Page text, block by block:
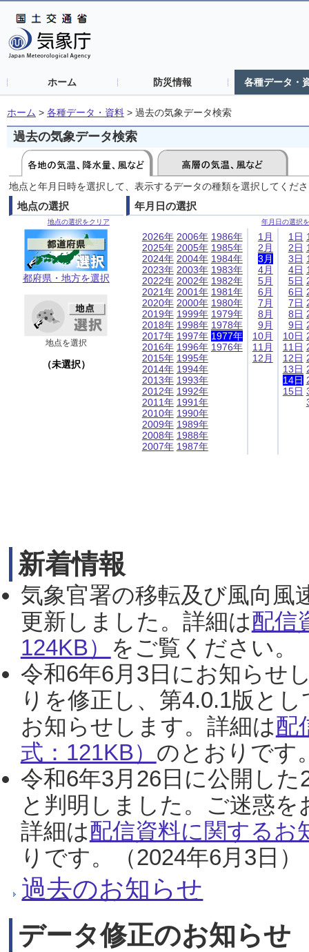
ホーム 防災情報 各種データ・
ホーム > 各種データ・資料 > 過去の気象データ検索
過去の気象データ検索
地点と年月日時を選択して、表示するデータの種類を選択してくだ
地点の選択
地点の選択をクリア
都府県・地方を選択
地点を選択
（未選択）
年月日の選択
年月日の選択
2026年
2025年
2024年
2023年
2022年
2021年
2020年
2019年
2018年
2017年
2016年
2015年
2014年
2013年
2012年
2011年
2010年
2009年
2008年
2007年
2006年
2005年
2004年
2003年
2002年
2001年
2000年
1999年
1998年
1997年
1996年
1995年
1994年
1993年
1992年
1991年
1990年
1989年
1988年
1987年
1986年
1985年
1984年
1983年
1982年
1981年
1980年
1979年
1978年
1977年
1976年
1月
2月
3月
4月
5月
6月
7月
8月
9月
10月
11月
12月
1日
2日
3日
4日
5日
6日
7日
8日
9日
10日
11日
12日
13日
14日
15日
新着情報
気象官署の移転及び風向風
更新しました。詳細は配信
124KB） をご覧ください。
令和6年6月3日にお知らせ
りを修正し、第4.0.1版と
お知らせします。詳細は配
式：121KB） のとおりです
令和6年3月26日に公開し
と判明しました。ご迷惑
詳細は配信資料に関するお
りです。（2024年6月3日）
過去のお知らせ
データ修正のお知らせ